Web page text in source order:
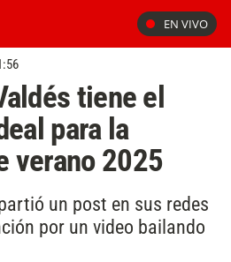
EN VIVO
tiene el
para la
verano 2025
un post en sus redes
por un video bailando